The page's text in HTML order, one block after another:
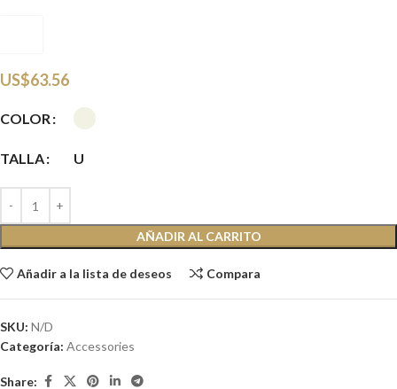
US$63.56
COLOR
TALLA U
AÑADIR AL CARRITO
Añadir a la lista de deseos Compara
SKU: N/D
Categoría: Accessories
Share: